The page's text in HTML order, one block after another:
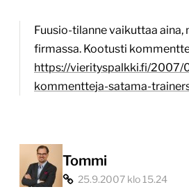
Fuusio-tilanne vaikuttaa aina,
firmassa. Kootusti
https://vierityspalkki.fi/
kommentteja-satama-
Tommi
25.9.2007 klo 15.24